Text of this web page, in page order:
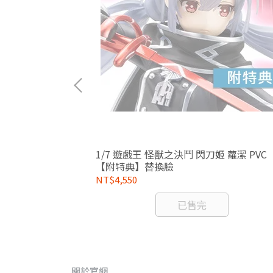
1/7 遊戲王 怪獸之決鬥 閃刀姬 蘿潔 PVC
【附特典】替換臉
NT$4,550
已售完